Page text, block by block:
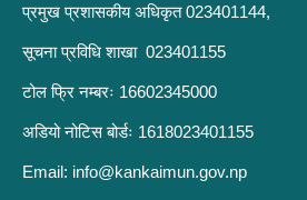
प्रमुख प्रशासकीय अधिकृत 023401144,
सूचना प्रविधि शाखा 023401155
टोल फ्रि नम्बरः 16602345000
अडियो नोटिस बोर्डः 1618023401155
Email: info@kankaimun.gov.np